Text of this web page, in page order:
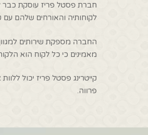
לקוחותיה והאורחים שלהם
החברה מספקת שירותים
מאמינים כי כל לקוח הוא
קייטרינג פסטל פריז יכול
פרווה.